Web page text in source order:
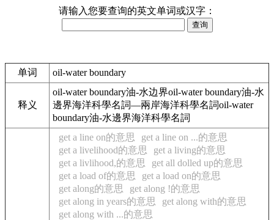
请输入您要查询的英文单词或汉字：
单词 oil-water boundary
释义
oil-water boundary油-水边界oil-water boundary油-水
邊界海洋科學名詞—兩岸海洋科學名詞oil-water
boundary油-水邊界海洋科學名詞
get a line on的意思
get a line on ...的意思
get a livelihood的意思
get a living的意思
get a livlihood,的意思
get all dolled up的意思
get a load of的意思
get a load on的意思
get along的意思
get along !的意思
get along in years的意思
get along with的意思
get along with ...的意思